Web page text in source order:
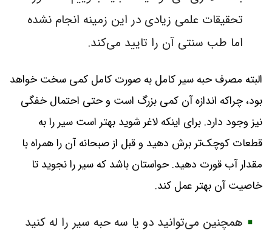
تحقیقات علمی زیادی در این زمینه انجام نشده
اما طب سنتی آن را تایید می‌کند.
البته مصرف حبه سیر کامل به‌ صورت کامل کمی سخت خواهد
بود، چراکه اندازه آن کمی بزرگ است و حتی احتمال خفگی
نیز وجود دارد. برای اینکه لاغر شوید بهتر است سیر را به
قطعات کوچک‌تر برش دهید و قبل از صبحانه آن را همراه با
مقدار آب قورت دهید. حواستان باشد که سیر را نجوید تا
خاصیت آن بهتر عمل کند.
همچنین می‌توانید دو یا سه حبه سیر را له کنید